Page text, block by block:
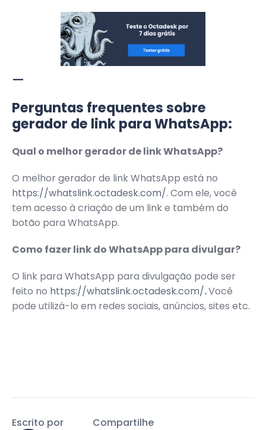
—
Perguntas frequentes sobre
gerador de link para WhatsApp:
Qual o melhor gerador de link WhatsApp?
O melhor gerador de link WhatsApp está no
https://whatslink.octadesk.com/. Com ele, você
tem acesso à criação de um link e também do
botão para WhatsApp.
Como fazer link do WhatsApp para divulgar?
O link para WhatsApp para divulgação pode ser
feito no https://whatslink.octadesk.com/.Você
pode utilizá-lo em redes sociais, anúncios, sites etc.
Compartilhe
Escrito por